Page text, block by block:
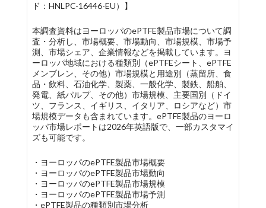
ド：HNLPC-16446-EU）】
本調査資料はヨーロッパのePTFE製品市場について調
査・分析し、市場概要、市場動向、市場規模、市場予
測、市場シェア、企業情報などを掲載しています。ヨ
ーロッパ地域における種類別（ePTFEシート、ePTFE
メンブレン、その他）市場規模と用途別（蒸留所、食
品・飲料、石油化学、製薬、一般化学、製鉄、船舶、
発電、紙パルプ、その他）市場規模、主要国別（ドイ
ツ、フランス、イギリス、イタリア、ロシアなど）市
場規模データも含まれています。ePTFE製品のヨーロ
ッパ市場レポートは2026年英語版で、一部カスタマイ
ズも可能です。
・ヨーロッパのePTFE製品市場概要
・ヨーロッパのePTFE製品市場動向
・ヨーロッパのePTFE製品市場規模
・ヨーロッパのePTFE製品市場予測
・ePTFE製品の種類別市場分析